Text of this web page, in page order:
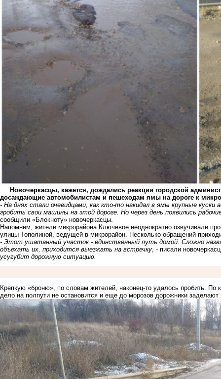
Новочеркасцы, кажется, дождались реакции городской
досаждающие автомобилистам и пешеходам ямы на дороге к
- На днях стали очевидцами, как кто-то накидал в ямы крупные
гробить свои машины на этой дороге. Но через день появились
сообщили «Блокноту» новочеркасцы.
Напомним, жители микрорайона Ключевое неоднократно озвучивали
улицы Тополиной, ведущей в микрорайон. Несколько обращений
- Этот ушатанный участок - единственный путь домой. Сложно
объехать их, приходится выезжать на встречку , - писали
усугубит дорожную ситуацию.
Крепкую «броню», по словам жителей, наконец-то удалось пробить. По
дело на полпути не остановится и еще до морозов дорожники